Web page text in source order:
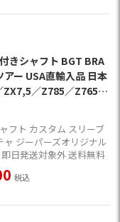
きシャフト BGT BRA
アー USA直輸入品 日本
／Z785／Z765／
Z545)
フト カスタム スリーブ
ジーパーズオリジナル
日発送対象外 送料無料
税込